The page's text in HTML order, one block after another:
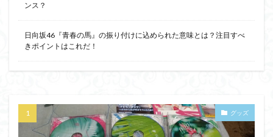
ンス？
日向坂46『青春の馬』の振り付けに込められた意味とは？注目すべ
きポイントはこれだ！
グッズ